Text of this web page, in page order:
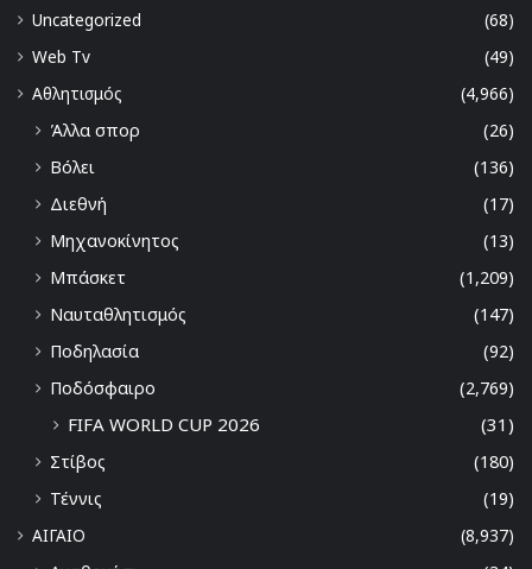
Uncategorized
(68)
Web Tv
(49)
Αθλητισμός
(4,966)
Άλλα σπορ
(26)
Βόλει
(136)
Διεθνή
(17)
Μηχανοκίνητος
(13)
Μπάσκετ
(1,209)
Ναυταθλητισμός
(147)
Ποδηλασία
(92)
Ποδόσφαιρο
(2,769)
FIFA WORLD CUP 2026 (31)
Στίβος
(180)
Τέννις
(19)
ΑΙΓΑΙΟ
(8,937)